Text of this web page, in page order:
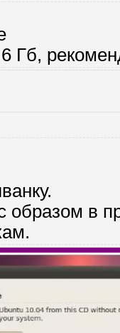
Гб,
образом в